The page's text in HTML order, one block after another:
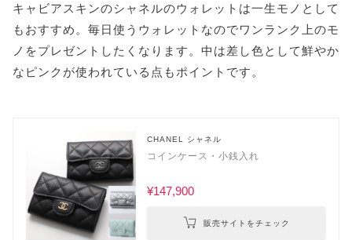
キャビアスキンのシャネルのウォレットは一生モノとして
もおすすめ。毎日使うウォレットなのでワンランク上のモ
ノをプレゼントしたくなります。中は差し色として鮮やか
なピンクが使われている点もポイントです。
CHANEL シャネル
コインケース・小銭入れ
¥147,900
販売サイトをチェック